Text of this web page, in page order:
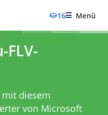
16 Menü
FLV-
mit diesem
von Microsoft